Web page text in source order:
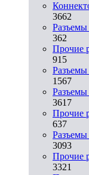
3662
362
Прочие
915
1567
3617
Прочие
637
3093
Прочие
3321